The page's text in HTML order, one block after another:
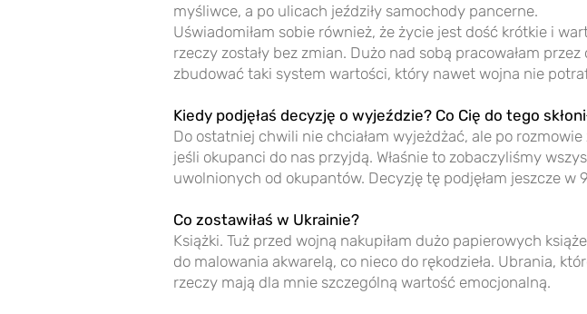
myśliwce, a po ulicach jeździły samochody pancerne.
Uświadomiłam sobie również, że życie jest dość krótkie i
rzeczy zostały bez zmian. Dużo nad sobą pracowałam
zbudować taki system wartości, który nawet wojna nie
Kiedy podjęłaś decyzję o wyjeździe? Co Cię do tego
Do ostatniej chwili nie chciałam wyjeżdżać, ale po
jeśli okupanci do nas przyjdą. Właśnie to zobaczyliśmy
uwolnionych od okupantów. Decyzję tę podjęłam jeszcze w
Co zostawiłaś w Ukrainie?
Książki. Tuż przed wojną nakupiłam dużo papierowych
do malowania akwarelą, co nieco do rękodzieła. Ubrania,
rzeczy mają dla mnie szczególną wartość emocjonalną.